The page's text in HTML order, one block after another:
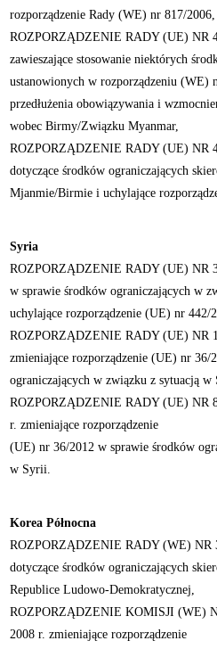
rozporządzenie Rady (WE) nr 817/2006,
ROZPORZĄDZENIE RADY (UE) NR
zawieszające stosowanie niektórych
ustanowionych w rozporządzeniu (WE)
przedłużenia obowiązywania i
wobec Birmy/Związku Myanmar,
ROZPORZĄDZENIE RADY (UE) NR
dotyczące środków ograniczających
Mjanmie/Birmie i uchylające
Syria
ROZPORZĄDZENIE RADY (UE) NR
w sprawie środków ograniczających w
uchylające rozporządzenie (UE) nr 442/
ROZPORZĄDZENIE RADY (UE) NR
zmieniające rozporządzenie (UE) nr 36/
ograniczających w związku z sytuacją w
ROZPORZĄDZENIE RADY (UE) NR
r. zmieniające rozporządzenie
(UE) nr 36/2012 w sprawie środków
w Syrii.
Korea Północna
ROZPORZĄDZENIE RADY (WE) NR
dotyczące środków ograniczających
Republice Ludowo-Demokratycznej,
ROZPORZĄDZENIE KOMISJI (WE)
2008 r. zmieniające rozporządzenie